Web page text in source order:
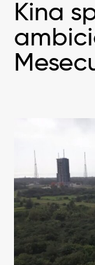
Kina